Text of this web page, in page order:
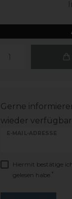
Gerne
wieder verfügbar
E-MAIL-ADRESSE
Hiermit bestätige
gelesen habe. *